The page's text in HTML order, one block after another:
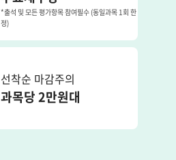
*출석 및 모든 평가항목 참여필수 (동일과목 1회 한
정)
선착순 마감주의
과목당 2만원대